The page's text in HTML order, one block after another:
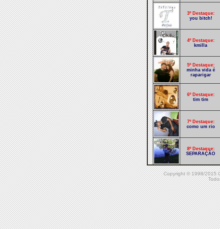
3º Destaque:
you bitch!
4º Destaque:
kmilla
5º Destaque:
minha vida é
raparigar
6º Destaque:
tim tim
7º Destaque:
como um rio
8º Destaque:
SEPARAÇÃO
9º Destaque:
todo seu
10º Destaque:
mutirão dos
santos
Copyright © 1998/2015